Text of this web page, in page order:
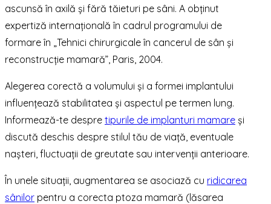
ascunsă în axilă și fără tăieturi pe sâni. A obținut
expertiză internațională în cadrul programului de
formare în „Tehnici chirurgicale în cancerul de sân și
reconstrucție mamară”, Paris, 2004.
Alegerea corectă a volumului și a formei implantului
influențează stabilitatea și aspectul pe termen lung.
Informează-te despre tipurile de implanturi mamare și
discută deschis despre stilul tău de viață, eventuale
nașteri, fluctuații de greutate sau intervenții anterioare.
În unele situații, augmentarea se asociază cu ridicarea
sânilor pentru a corecta ptoza mamară (lăsarea